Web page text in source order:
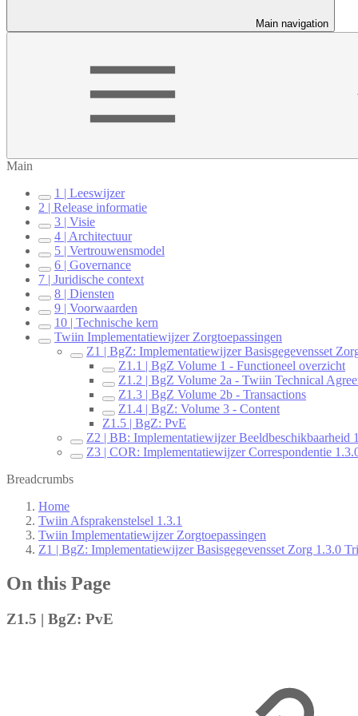
Main navigation
Main
1 | Leeswijzer
2 | Release informatie
3 | Visie
4 | Architectuur
5 | Vertrouwensmodel
6 | Governance
7 | Juridische context
8 | Diensten
9 | Voorwaarden
10 | Technische kern
Twiin Implementatiewijzer Zorgtoepassingen
Z1 | BgZ: Implementatiewijzer Basisgegevensset
Z1.1 | BgZ Volume 1 - Functioneel overzicht
Z1.2 | BgZ Volume 2a - Twiin Technical
Z1.3 | BgZ Volume 2b - Transactions
Z1.4 | BgZ: Volume 3 - Content
Z1.5 | BgZ: PvE
Z2 | BB: Implementatiewijzer Beeldbeschikbaarheid
Z3 | COR: Implementatiewijzer Correspondentie
Breadcrumbs
Home
Twiin Afsprakenstelsel 1.3.1
Twiin Implementatiewijzer Zorgtoepassingen
Z1 | BgZ: Implementatiewijzer Basisgegevensset Zorg 1.3.0
On this Page
Z1.5 | BgZ: PvE